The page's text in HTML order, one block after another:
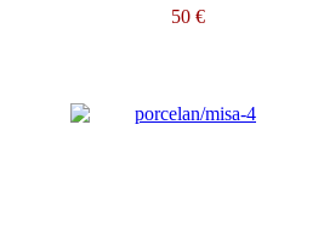
50 €